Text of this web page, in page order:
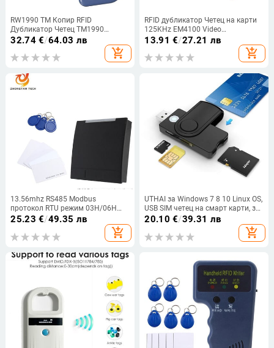
RW1990 TM Копир RFID
Дубликатор Четец TM1990
ibutton DS-1990A I-Button
Handheld 125KHz T5577 EM4305
EM4100 Ключове Tag Card
32.74€/64.03 лв
add_shopping_cart
RFID дубликатор Четец на карти
125KHz EM4100 Video
Programmer Writer T5577
Repetitive Wipe type Writer 125K
Handheld ID Keychain
13.91 €/27.21 лв
add_shopping_cart
13.56mhz RS485 Modbus
протокол RTU режим 03H/06H
Четец на карти 125Khz RFID
безконтактен IC Четец на карти
за контрол на достъпа
25.23 €/49.35 лв
add_shopping_cart
UTHAI за Windows 7 8 10 Linux OS,
USB SIM четец на смарт карти, за
банкова карта IC / ID EMV SD TF
MMC четец на карти USB-CCID ISO
7816
20.10 €/39.31 лв
add_shopping_cart